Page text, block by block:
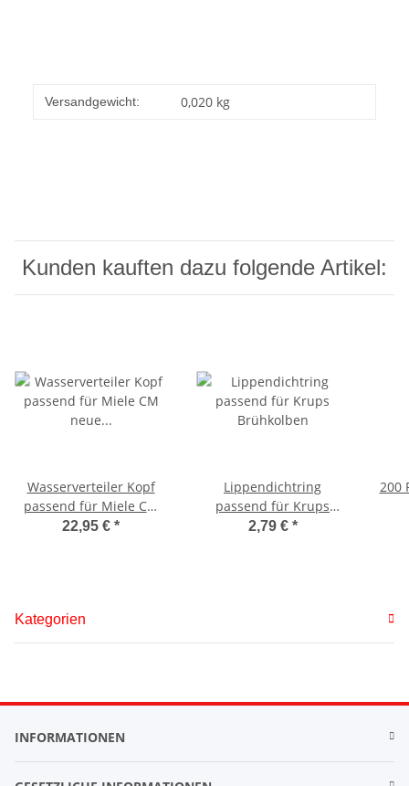
Versandgewicht: 0,020 kg
Kunden kauften dazu folgende Artikel:
Wasserverteiler Kopf
passend für Miele CM
neue Ausführung
22,95 € *
Lippendichtring
passend für Krups
Brühkolben
2,79 € *
200
Kategorien
INFORMATIONEN